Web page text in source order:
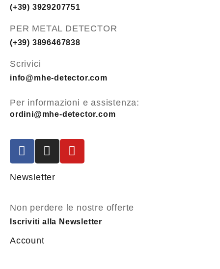
(+39) 3929207751
PER METAL DETECTOR
(+39) 3896467838
Scrivici
info@mhe-detector.com
Per informazioni e assistenza:
ordini@mhe-detector.com
Newsletter
Non perdere le nostre offerte
Iscriviti alla Newsletter
Account